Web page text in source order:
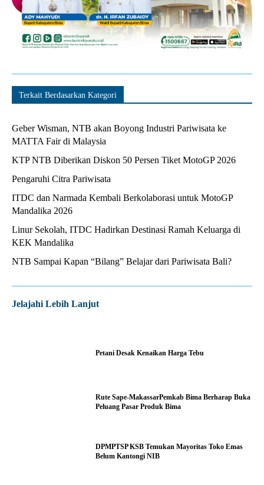
Terkait Berdasarkan Kategori
Geber Wisman, NTB akan Boyong Industri Pariwisata ke
MATTA Fair di Malaysia
KTP NTB Diberikan Diskon 50 Persen Tiket MotoGP 2026
Pengaruhi Citra Pariwisata
ITDC dan Narmada Kembali Berkolaborasi untuk MotoGP
Mandalika 2026
Linur Sekolah, ITDC Hadirkan Destinasi Ramah Keluarga di
KEK Mandalika
NTB Sampai Kapan “Bilang” Belajar dari Pariwisata Bali?
Jelajahi Lebih Lanjut
Petani Desak Kenaikan Harga Tebu
Rute Sape-MakassarPemkab Bima Berharap Buka
Peluang Pasar Produk Bima
DPMPTSP KSB Temukan Mayoritas Toko Emas
Belum Kantongi NIB